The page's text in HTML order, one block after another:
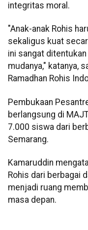
integritas moral.
"Anak-anak Rohis
sekaligus kuat
ini sangat
mudanya," katanya,
Ramadhan Rohis
Pembukaan
berlangsung di
7.000 siswa dari
Semarang.
Kamaruddin
Rohis dari berbagai
menjadi ruang
masa depan.